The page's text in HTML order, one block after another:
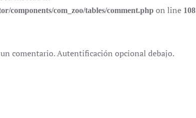
components/com_zoo/tables/comment.php on line 108
comentario. Autentificación opcional debajo.